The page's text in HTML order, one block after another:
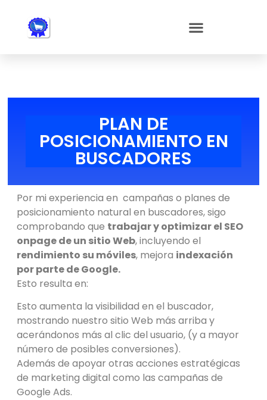
PLAN DE
POSICIONAMIENTO EN
BUSCADORES
Por mi experiencia en campañas o planes de
posicionamiento natural en buscadores, sigo
comprobando que trabajar y optimizar el SEO
onpage de un sitio Web, incluyendo el
rendimiento su móviles, mejora indexación
por parte de Google.
Esto resulta en:
Esto aumenta la visibilidad en el buscador,
mostrando nuestro sitio Web más arriba y
acerándonos más al clic del usuario, (y a mayor
número de posibles conversiones).
Además de apoyar otras acciones estratégicas
de marketing digital como las campañas de
Google Ads.